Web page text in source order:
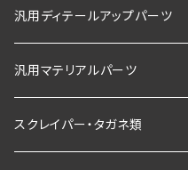
汎用ディテールアップパーツ
汎用マテリアルパーツ
スクレイパー・タガネ類